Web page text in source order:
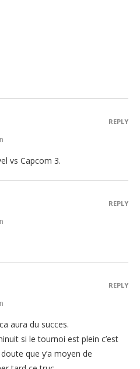
vs Capcom 3.
REPLY
REPLY
aura du succes.
si le tournoi est plein c’est
que y’a moyen de
REPLY